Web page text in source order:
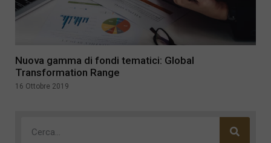
Nuova gamma di fondi tematici: Global
Transformation Range
16 Ottobre 2019